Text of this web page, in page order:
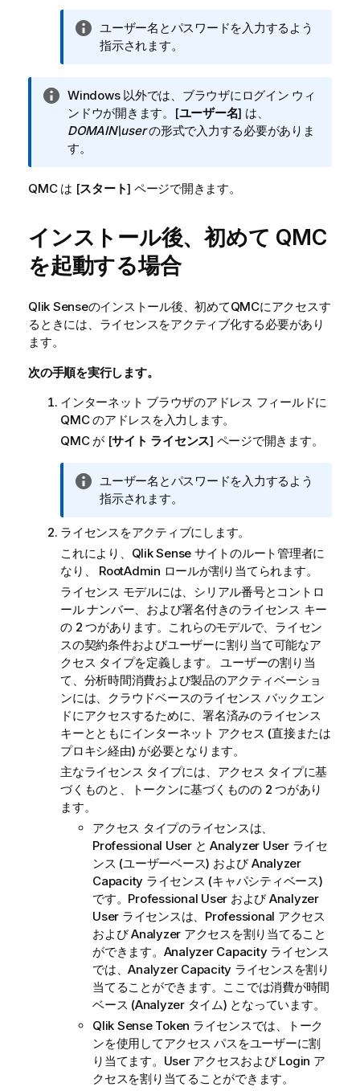
情
報
ユーザー名とパスワードを入力するよう
指示されます。
情
報
メ
モ
Windows 以外では、ブラウザにログイン ウィ
ンドウが開きます。[ユーザー名] は、
DOMAIN\userの形式で入力する必要がありま
す。
QMCは [スタート] ページで開きます。
インストール後、初めて QMC
を起動する場合
Qlik Senseのインストール後、初めてQMCにアクセスす
るときには、ライセンスをアクティブ化する必要があり
ます。
次の手順を実行します。
インターネット ブラウザのアドレス フィールドに
QMCのアドレスを入力します。
QMCが [サイト ライセンス] ページで開きます。
情
報
モ
ユーザー名とパスワードを入力するよう
指示されます。
ライセンスをアクティブにします。
これにより、 Qlik Sense サイトのルート管理者に
なり、 RootAdmin ロールが割り当てられます。
ライセンス モデルには、シリアル番号とコントロ
ール ナンバー、および署名付きのライセンス キー
の 2 つがあります。これらのモデルで、ライセン
スの契約条件およびユーザーに割り当て可能なア
クセス タイプを定義します。 ユーザーの割り当
て、分析時間消費および製品のアクティベーショ
ンには、クラウドベースのライセンス バックエン
ドにアクセスするために、署名済みのライセンス
キーとともにインターネット アクセス (直接または
プロキシ経由) が必要となります。
主なライセンス タイプには、アクセス タイプに基
づくものと、トークンに基づくものの 2 つがあり
ます。
アクセス タイプのライセンスは、
Professional User と Analyzer User ライセ
ンス (ユーザーベース) および Analyzer
Capacity ライセンス (キャパシティベース)
です。Professional User および Analyzer
User ライセンスは、Professional アクセス
および Analyzer アクセスを割り当てること
ができます。Analyzer Capacity ライセンス
では、Analyzer Capacity ライセンスを割り
当てることができます。ここでは消費が時間
ベース (Analyzer タイム) となっています。
Qlik SenseToken ライセンスでは、トーク
ンを使用してアクセス パスをユーザーに割
り当てます。User アクセスおよび Login ア
クセスを割り当てることができます。